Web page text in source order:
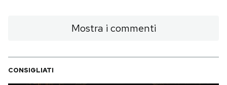
Mostra i commenti
CONSIGLIATI